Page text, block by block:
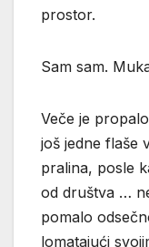
prostor.
Sam sam.
Veče je
još jedne flaše
pralina, posle
od društva …
pomalo
lomatajući